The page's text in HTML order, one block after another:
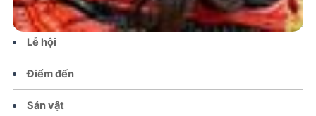
Văn hoá – Đời sống
Lễ hội
Điểm đến
Sản vật